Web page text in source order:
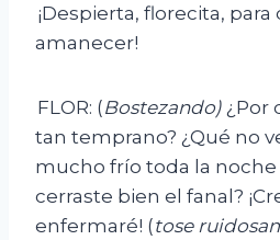
¡Despierta, florecita,
amanecer!
FLOR: (Bostezando) ¿Por
tan temprano? ¿Qué no
mucho frío toda la
cerraste bien el fanal?
enfermaré! (tose